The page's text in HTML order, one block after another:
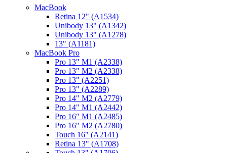
MacBook
Retina 12" (A1534)
Unibody 13" (A1342)
Unibody 13" (A1278)
13" (A1181)
MacBook Pro
Pro 13" M1 (A2338)
Pro 13" M2 (A2338)
Pro 13" (A2251)
Pro 13" (A2289)
Pro 14" M2 (A2779)
Pro 14" M1 (A2442)
Pro 16" M1 (A2485)
Pro 16" M2 (A2780)
Touch 16" (A2141)
Retina 13" (A1708)